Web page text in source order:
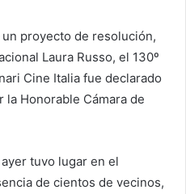
proyecto de resolución,
Laura Russo, el 130º
Cine Italia fue declarado
Honorable Cámara de
tuvo lugar en el
de cientos de vecinos,